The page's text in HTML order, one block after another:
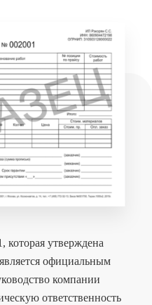
которая утверждена
официальным
компании
ответственность